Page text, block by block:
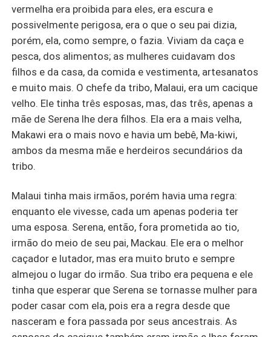
vermelha era proibida para eles, era escura e
possivelmente perigosa, era o que o seu pai dizia,
porém, ela, como sempre, o fazia. Viviam da caça e
pesca, dos alimentos; as mulheres cuidavam dos
filhos e da casa, da comida e vestimenta, artesanatos
e muito mais. O chefe da tribo, Malaui, era um cacique
velho. Ele tinha três esposas, mas, das três, apenas a
mãe de Serena lhe dera filhos. Ela era a mais velha,
Makawi era o mais novo e havia um bebê, Ma-kiwi,
ambos da mesma mãe e herdeiros secundários da
tribo.
Malaui tinha mais irmãos, porém havia uma regra:
enquanto ele vivesse, cada um apenas poderia ter
uma esposa. Serena, então, fora prometida ao tio,
irmão do meio de seu pai, Mackau. Ele era o melhor
caçador e lutador, mas era muito bruto e sempre
almejou o lugar do irmão. Sua tribo era pequena e ele
tinha que esperar que Serena se tornasse mulher para
poder casar com ela, pois era a regra desde que
nasceram e fora passada por seus ancestrais. As